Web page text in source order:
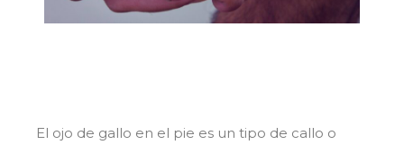
El ojo de gallo en el pie es un tipo de callo o